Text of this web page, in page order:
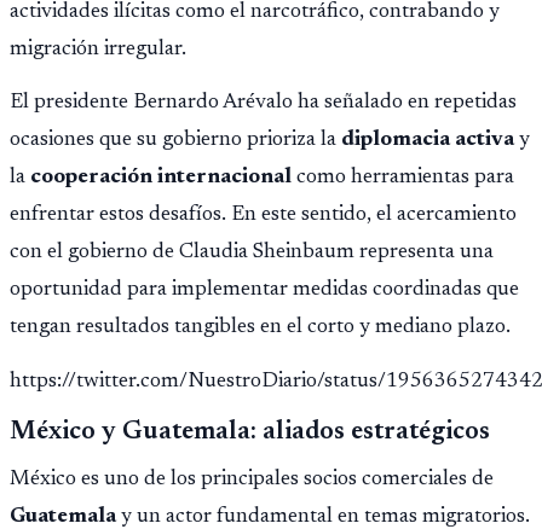
actividades ilícitas como el narcotráfico, contrabando y
migración irregular.
El presidente Bernardo Arévalo ha señalado en repetidas
ocasiones que su gobierno prioriza la diplomacia activay
la cooperación internacional como herramientas para
enfrentar estos desafíos. En este sentido, el acercamiento
con el gobierno de Claudia Sheinbaum representa una
oportunidad para implementar medidas coordinadas que
tengan resultados tangibles en el corto y mediano plazo.
https://twitter.com/NuestroDiario/status/
México y Guatemala: aliados estratégicos
México es uno de los principales socios comerciales de
Guatemalay un actor fundamental en temas migratorios.